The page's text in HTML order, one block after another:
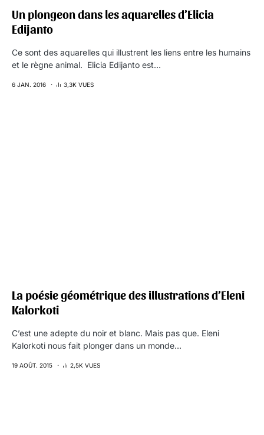
Un plongeon dans les aquarelles d’Elicia
Edijanto
Ce sont des aquarelles qui illustrent les liens entre les humains
et le règne animal. Elicia Edijanto est…
6 JAN. 2016 3,3K VUES
La poésie géométrique des illustrations d’Eleni
Kalorkoti
C’est une adepte du noir et blanc. Mais pas que. Eleni
Kalorkoti nous fait plonger dans un monde…
19 AOÛT. 2015 2,5K VUES